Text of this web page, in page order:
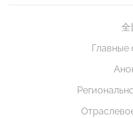
全
Главные